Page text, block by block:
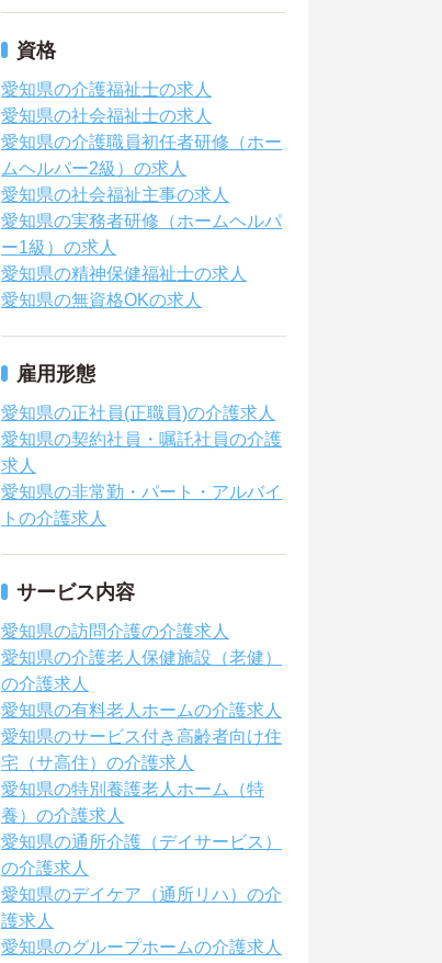
資格
愛知県の介護福祉士の求人
愛知県の社会福祉士の求人
愛知県の介護職員初任者研修（ホー
ムヘルパー2級）の求人
愛知県の社会福祉主事の求人
愛知県の実務者研修（ホームヘルパ
ー1級）の求人
愛知県の精神保健福祉士の求人
愛知県の無資格OKの求人
雇用形態
愛知県の正社員(正職員)の介護求人
愛知県の契約社員・嘱託社員の介護
求人
愛知県の非常勤・パート・アルバイ
トの介護求人
サービス内容
愛知県の訪問介護の介護求人
愛知県の介護老人保健施設（老健）
の介護求人
愛知県の有料老人ホームの介護求人
愛知県のサービス付き高齢者向け住
宅（サ高住）の介護求人
愛知県の特別養護老人ホーム（特
養）の介護求人
愛知県の通所介護（デイサービス）
の介護求人
愛知県のデイケア（通所リハ）の介
護求人
愛知県のグループホームの介護求人